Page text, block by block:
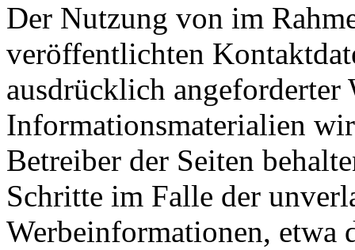
Der Nutzung von im
veröffentlichten
ausdrücklich angeforderter
Informationsmaterialien
Betreiber der Seiten
Schritte im Falle der
Werbeinformationen, etwa